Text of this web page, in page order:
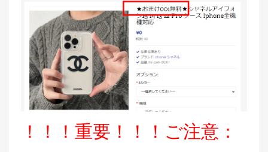
！！！重要！！！ご注意：